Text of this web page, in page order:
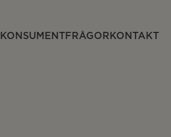
KONSUMENTFRÅGORKONTAKT